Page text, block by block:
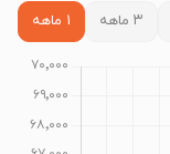
۳ ماهه ۱ ماهه